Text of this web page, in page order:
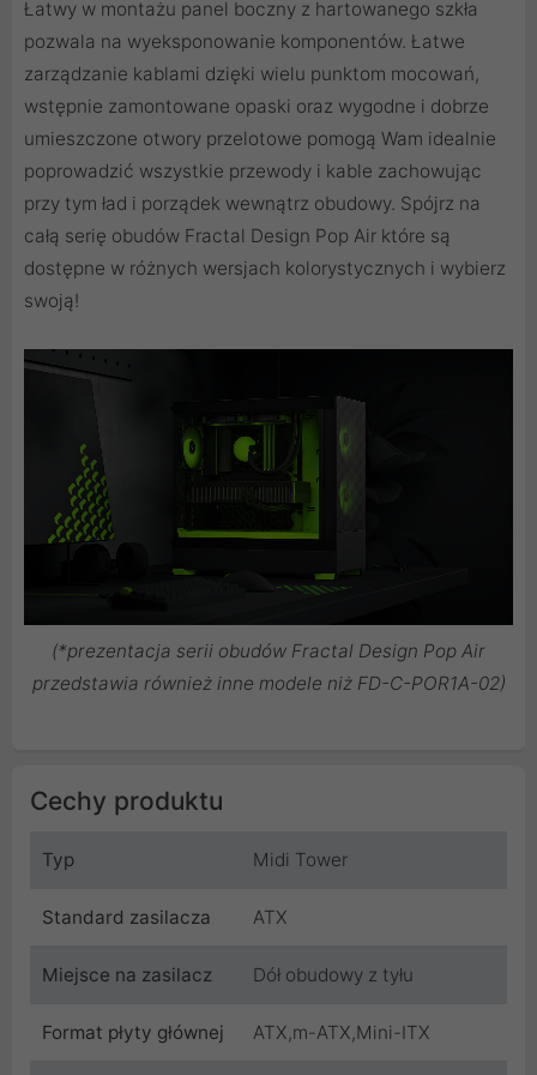
Łatwy w montażu panel boczny z hartowanego szkła
pozwala na wyeksponowanie komponentów. Łatwe
zarządzanie kablami dzięki wielu punktom mocowań,
wstępnie zamontowane opaski oraz wygodne i dobrze
umieszczone otwory przelotowe pomogą Wam idealnie
poprowadzić wszystkie przewody i kable zachowując
przy tym ład i porządek wewnątrz obudowy. Spójrz na
całą serię obudów Fractal Design Pop Air które są
dostępne w różnych wersjach kolorystycznych i wybierz
swoją!
(*prezentacja serii obudów Fractal Design Pop Air
przedstawia również inne modele niż FD-C-POR1A-02)
Cechy produktu
Typ Midi Tower
Standard zasilacza ATX
Miejsce na zasilacz Dół obudowy z tyłu
Format płyty głównej ATX,m-ATX,Mini-ITX